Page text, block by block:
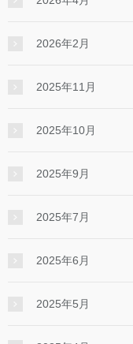
2026年2月
2025年11月
2025年10月
2025年9月
2025年7月
2025年6月
2025年5月